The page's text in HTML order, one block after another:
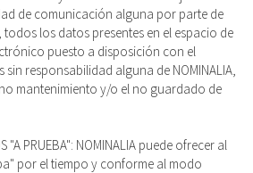
de comunicación alguna por parte de
todos los datos presentes en el espacio de
puesto a disposición con el
responsabilidad alguna de NOMINALIA,
mantenimiento y/o el no guardado de
"A PRUEBA": NOMINALIA puede ofrecer al
por el tiempo y conforme al modo